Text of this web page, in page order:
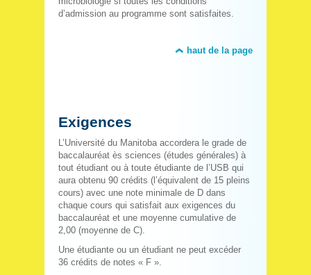
d’admission au programme sont satisfaites.
haut de la page
Exigences
L’Université du Manitoba accordera le grade de
baccalauréat ès sciences (études générales) à
tout étudiant ou à toute étudiante de l’USB qui
aura obtenu 90 crédits (l’équivalent de 15 pleins
cours) avec une note minimale de D dans
chaque cours qui satisfait aux exigences du
baccalauréat et une moyenne cumulative de
2,00 (moyenne de C).
Une étudiante ou un étudiant ne peut excéder
36 crédits de notes « F ».